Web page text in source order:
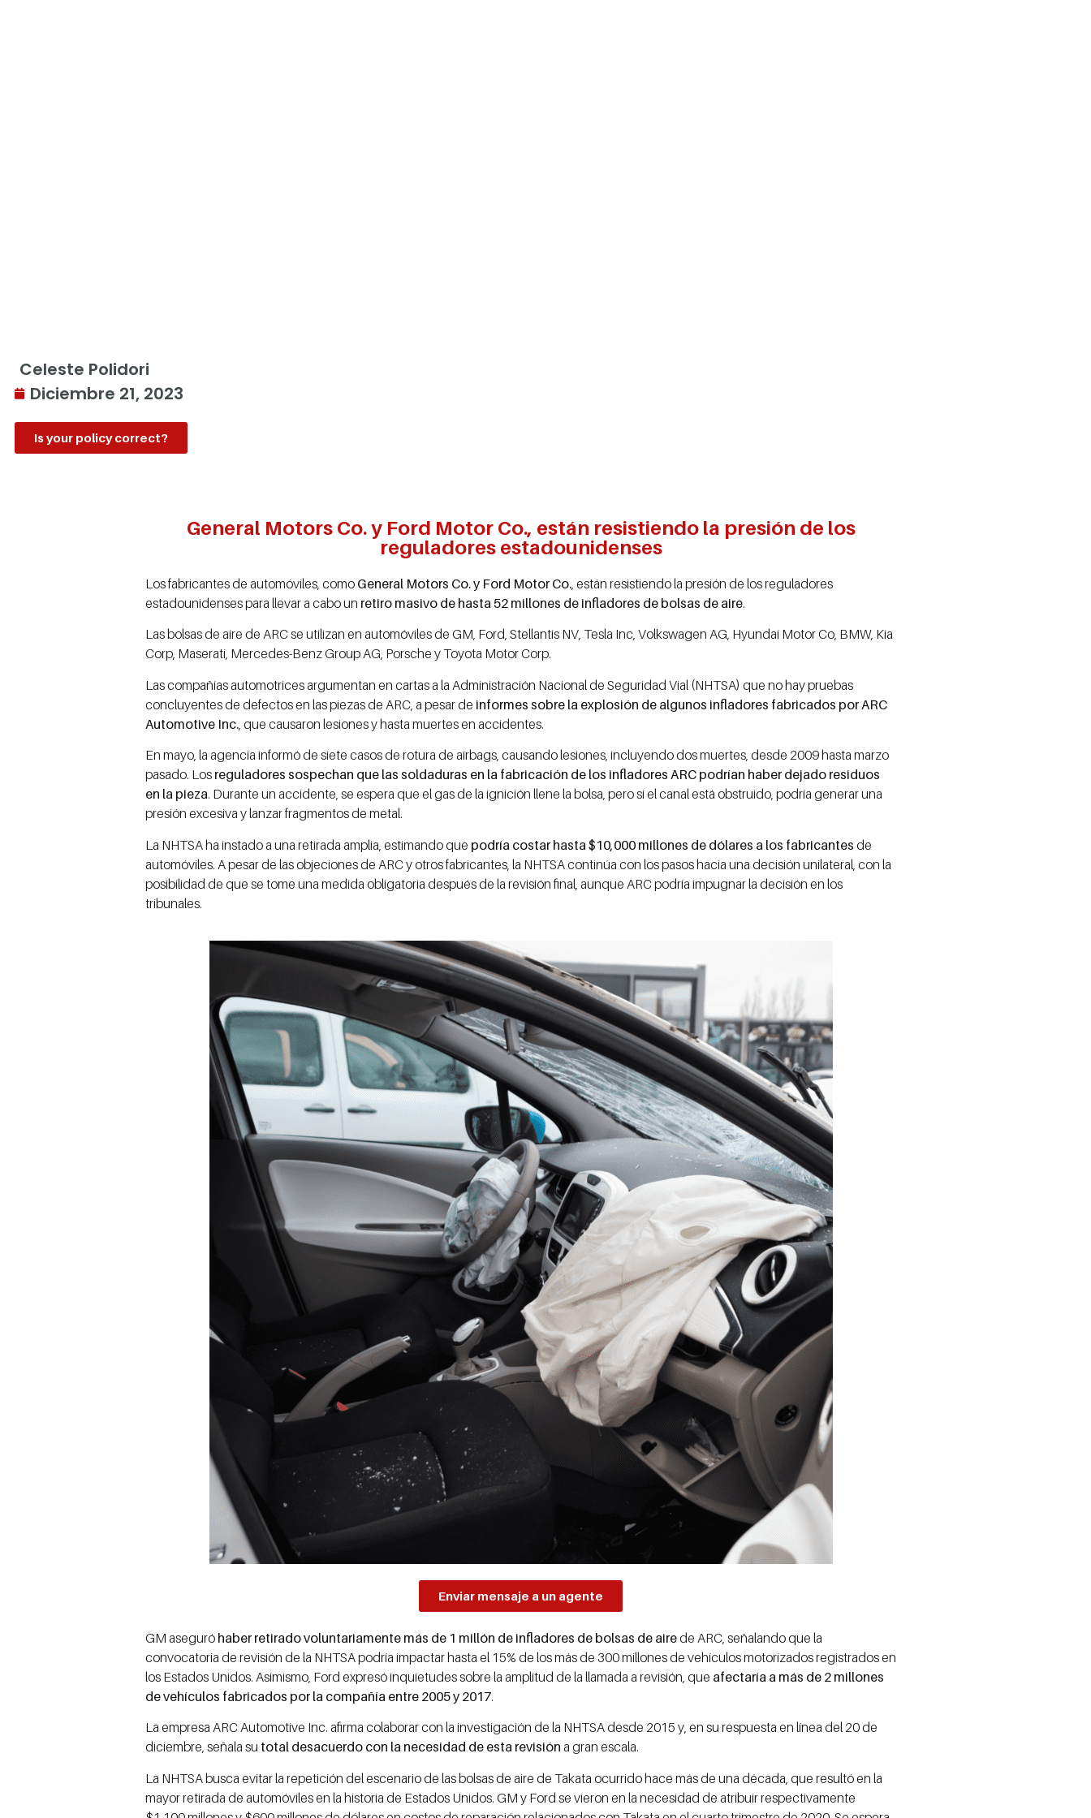
Celeste Polidori
Diciembre 21, 2023
Is your policy correct?
General Motors Co. y Ford Motor Co., están resistiendo la presión de los
reguladores estadounidenses
Los fabricantes de automóviles, como General Motors Co. y Ford Motor Co., están resistiendo la presión de los reguladores
estadounidenses para llevar a cabo un retiro masivo de hasta 52 millones de infladores de bolsas de aire.
Las bolsas de aire de ARC se utilizan en automóviles de GM, Ford, Stellantis NV, Tesla Inc, Volkswagen AG, Hyundai Motor Co, BMW, Kia
Corp, Maserati, Mercedes-Benz Group AG, Porsche y Toyota Motor Corp.
Las compañías automotrices argumentan en cartas a la Administración Nacional de Seguridad Vial (NHTSA) que no hay pruebas
concluyentes de defectos en las piezas de ARC, a pesar de informes sobre la explosión de algunos infladores fabricados por ARC
Automotive Inc. , que causaron lesiones y hasta muertes en accidentes.
En mayo, la agencia informó de siete casos de rotura de airbags, causando lesiones, incluyendo dos muertes, desde 2009 hasta marzo
pasado. Los reguladores sospechan que las soldaduras en la fabricación de los infladores ARC podrían haber dejado residuos
en la pieza. Durante un accidente, se espera que el gas de la ignición llene la bolsa, pero si el canal está obstruido, podría generar una
presión excesiva y lanzar fragmentos de metal.
La NHTSA ha instado a una retirada amplia, estimando que podría costar hasta $10,000 millones de dólares a los fabricantes de
automóviles. A pesar de las objeciones de ARC y otros fabricantes, la NHTSA continúa con los pasos hacia una decisión unilateral, con la
posibilidad de que se tome una medida obligatoria después de la revisión final, aunque ARC podría impugnar la decisión en los
tribunales.
Enviar mensaje a un agente
GM aseguró haber retirado voluntariamente más de 1 millón de infladores de bolsas de airede ARC, señalando que la
convocatoria de revisión de la NHTSA podría impactar hasta el 15% de los más de 300 millones de vehículos motorizados registrados en
los Estados Unidos. Asimismo, Ford expresó inquietudes sobre la amplitud de la llamada a revisión, que afectaría a más de 2 millones
de vehículos fabricados por la compañía entre 2005 y 2017.
La empresa ARC Automotive Inc. afirma colaborar con la investigación de la NHTSA desde 2015 y, en su respuesta en línea del 20 de
diciembre, señala su total desacuerdo con la necesidad de esta revisióna gran escala.
La NHTSA busca evitar la repetición del escenario de las bolsas de aire de Takata ocurrido hace más de una década, que resultó en la
mayor retirada de automóviles en la historia de Estados Unidos. GM y Ford se vieron en la necesidad de atribuir respectivamente